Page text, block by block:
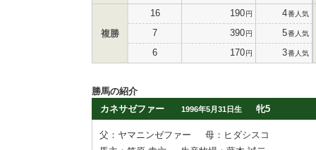
複勝
16 190円 4番人気
7 390円 5番人気
6 170円 3番人気
勝馬の紹介
カネサゼファー
1996年5月31日生 牝5
父：ヤマニンゼファー
母：ヒダシスコ